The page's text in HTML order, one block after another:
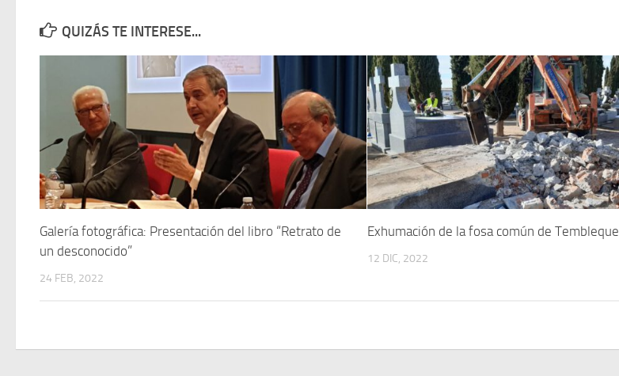
QUIZÁS TE INTERESE...
Galería fotográfica: Presentación del libro “Retrato de
un desconocido”
24 FEB, 2022
Exhumación de la fosa común de Tembleque
12 DIC, 2022